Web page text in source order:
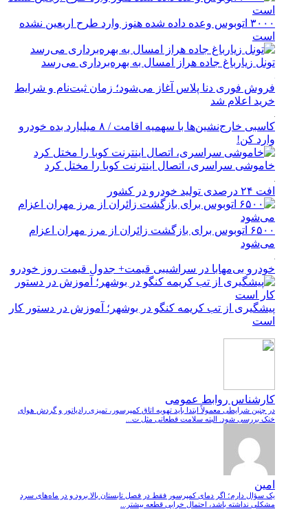
۳۰۰۰ اتوبوس وعده داده شده هنوز وارد طرح اربعین نشده
است
تونل زیارباغ جاده هراز امسال به بهره‌برداری می‌رسد
فروش فوری دنا پلاس آغاز می‌شود؛ زمان ثبت‌نام و شرایط
خرید اعلام شد
کاسبی خارج‌نشین‌ها با سهمیه اقامت / ۸ میلیارد بده خودرو
وارد کن!
خاموشی سراسری، اتصال اینترنت کوبا را مختل کرد
افت ۲۴ درصدی تولید خودرو در کشور
۶۵۰۰ اتوبوس برای بازگشت زائران از مرز مهران اعزام
می‌شود
خودرو بی‌مهابا در سراشیبی قیمت+ جدول قیمت روز خودرو
پیشگیری از تب کریمه کنگو در بوشهر؛ آموزش در دستور کار
است
کارشناس روابط عمومی
در چنین شرایطی معمولاً ابتدا باید تهویه اتاق کمپرسور، تمیزی رادیاتور و گردش هوای
خنک بررسی شود. البته سلامت قطعاتی مثل ت...
امین
یک سؤال دارم؛ اگر دمای کمپرسور فقط در فصل تابستان بالا برود و در ماه‌های سرد
مشکلی نداشته باشد، احتمال خرابی قطعه بیشتر...